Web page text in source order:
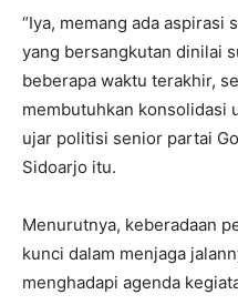
“Iya, memang ada
yang bersangkutan dinilai
beberapa waktu terakhir,
membutuhkan konsolidasi
ujar politisi senior partai
Sidoarjo itu.
Menurutnya, keberadaan
kunci dalam menjaga
menghadapi agenda